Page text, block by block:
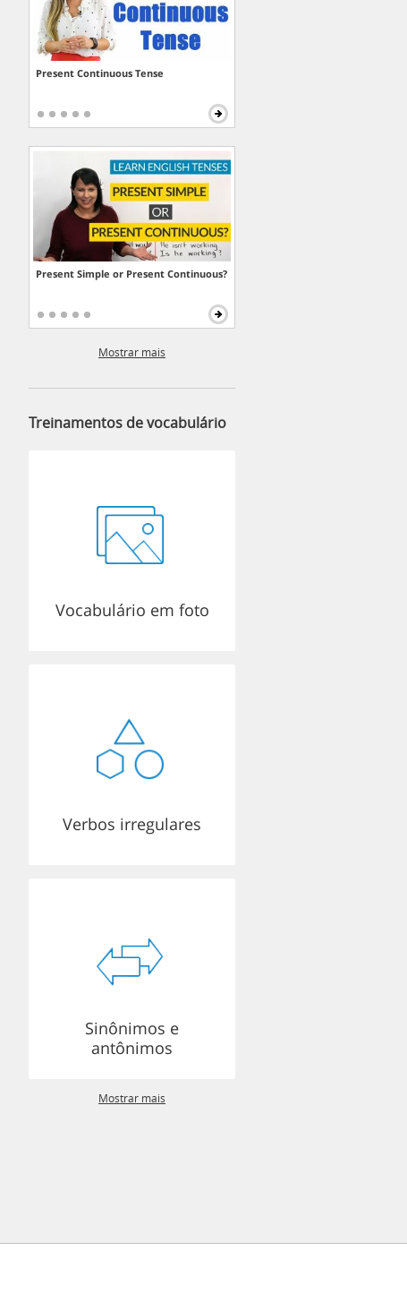
Present Continuous Tense
Present Simple or Present Continuous?
Mostrar mais
Treinamentos de vocabulário
Vocabulário em foto
Verbos irregulares
Sinônimos e
antônimos
Mostrar mais